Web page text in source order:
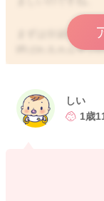
まずは分泌が減ら
呼ばれるホルモン
産院で良いと思い
らは小児科にご相
よろしくお願いし
しい
1歳